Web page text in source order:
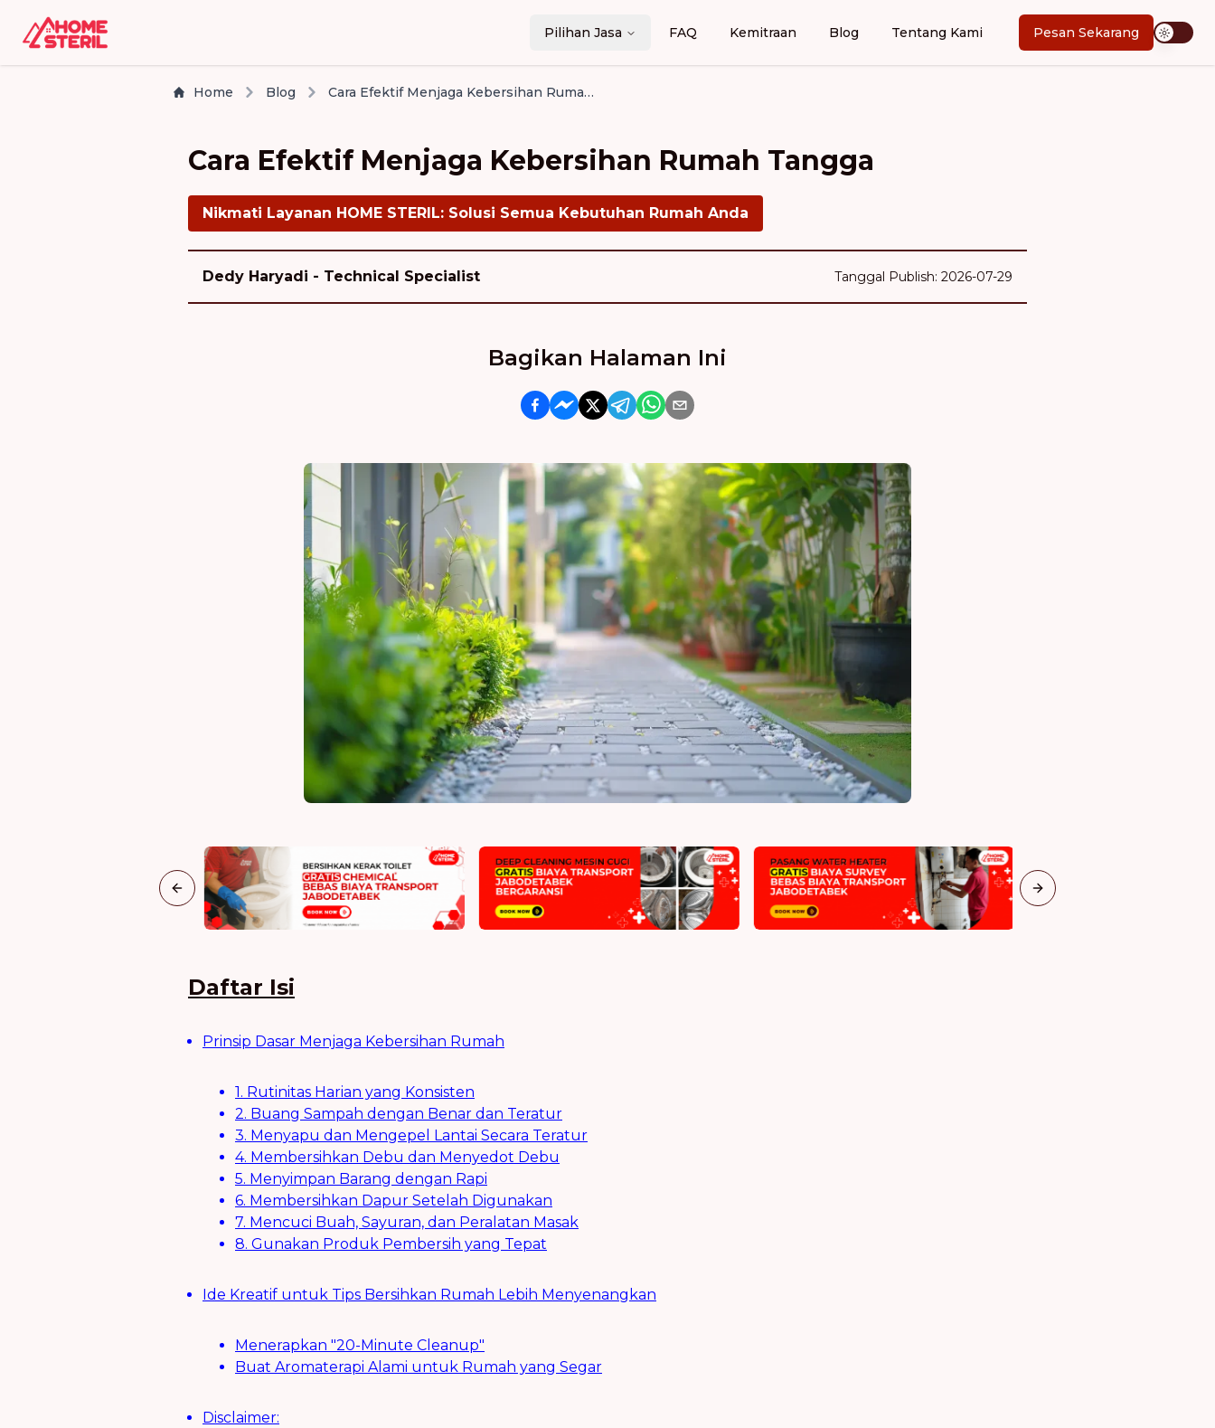
Pilihan Jasa FAQ Kemitraan Blog Tentang Kami Pesan Sekarang
Home Blog Cara Efektif Menjaga Kebersihan Rumah Tangga
Cara Efektif Menjaga Kebersihan Rumah Tangga
Nikmati Layanan HOME STERIL: Solusi Semua Kebutuhan Rumah Anda
Dedy Haryadi - Technical Specialist Tanggal Publish: 2026-07-29
Bagikan Halaman Ini
Previous slide Next slide
Daftar Isi
Prinsip Dasar Menjaga Kebersihan Rumah
1. Rutinitas Harian yang Konsisten
2. Buang Sampah dengan Benar dan Teratur
3. Menyapu dan Mengepel Lantai Secara Teratur
4. Membersihkan Debu dan Menyedot Debu
5. Menyimpan Barang dengan Rapi
6. Membersihkan Dapur Setelah Digunakan
7. Mencuci Buah, Sayuran, dan Peralatan Masak
8. Gunakan Produk Pembersih yang Tepat
Ide Kreatif untuk Tips Bersihkan Rumah Lebih Menyenangkan
Menerapkan "20-Minute Cleanup"
Buat Aromaterapi Alami untuk Rumah yang Segar
Disclaimer: